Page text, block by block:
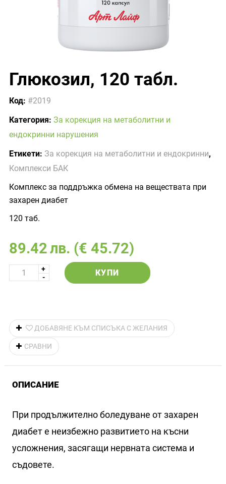
Глюкозил, 120 табл.
Код: #2019
Категория: За корекция на метаболитни и
ендокринни нарушения
Етикети: За корекция на метаболитни и ендокринни,
Комплекси БАК
Комплекс за поддръжка обмена на веществата при
захарен диабет
120 таб.
89.42лв. (€ 45.72)
КУПИ
ДОБАВЯНЕ КЪМ СПИСЪКА С ЖЕЛАНИЯ
СРАВНИ
ОПИСАНИЕ
При продължително боледуване от захарен
диабет е неизбежно развитието на късни
усложнения, засягащи нервната система и
съдовете.